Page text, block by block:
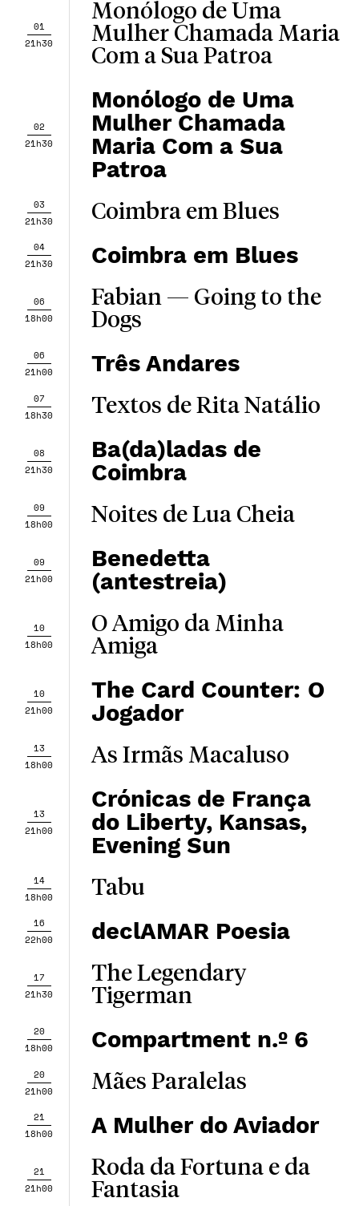
01
21h30
Monólogo de Uma
Mulher Chamada Maria
Com a Sua Patroa
02
21h30
Monólogo de Uma
Mulher Chamada
Maria Com a Sua
Patroa
03
21h30
Coimbra em Blues
04
21h30
Coimbra em Blues
06
18h00
Fabian — Going to the
Dogs
06
21h00
Três Andares
07
18h30
Textos de Rita Natálio
08
21h30
Ba(da)ladas de
Coimbra
09
18h00
Noites de Lua Cheia
09
21h00
Benedetta
(antestreia)
10
18h00
O Amigo da Minha
Amiga
10
21h00
The Card Counter: O
Jogador
13
18h00
As Irmãs Macaluso
13
21h00
Crónicas de França
do Liberty, Kansas,
Evening Sun
14
18h00
Tabu
16
22h00
declAMAR Poesia
17
21h30
The Legendary
Tigerman
20
18h00
Compartment n.º 6
20
21h00
Mães Paralelas
21
18h00
A Mulher do Aviador
21
21h00
Roda da Fortuna e da
Fantasia